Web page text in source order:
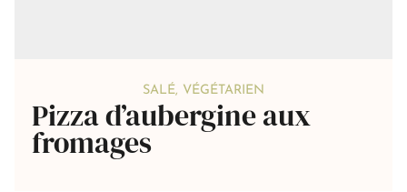
SALÉ, VÉGÉTARIEN
Pizza d’aubergine aux
fromages